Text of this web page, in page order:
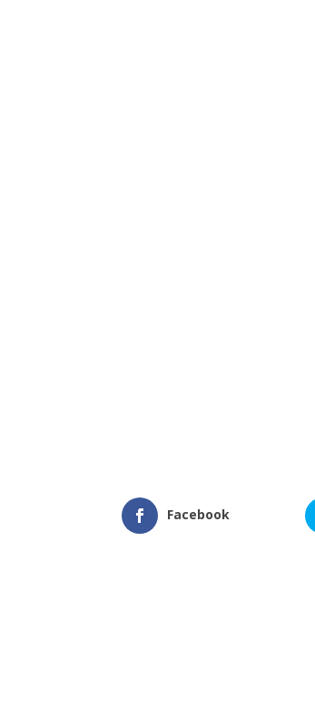
Facebook